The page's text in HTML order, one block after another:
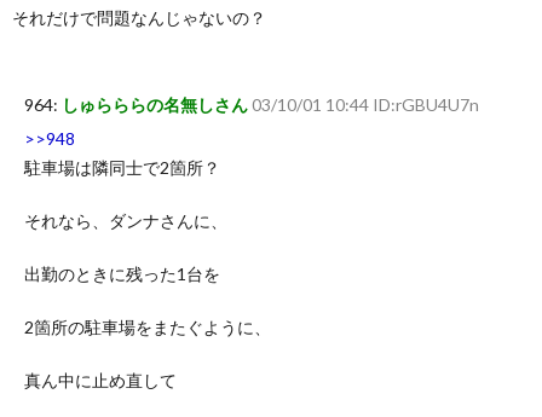
それだけで問題なんじゃないの？
964: しゅらららの名無しさん03/10/01 10:44 ID:rGBU4U7n
>>948
駐車場は隣同士で2箇所？
それなら、ダンナさんに、
出勤のときに残った1台を
2箇所の駐車場をまたぐように、
真ん中に止め直して